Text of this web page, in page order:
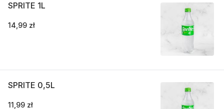
SPRITE 1L
14,99 zł
SPRITE 0,5L
11,99 zł